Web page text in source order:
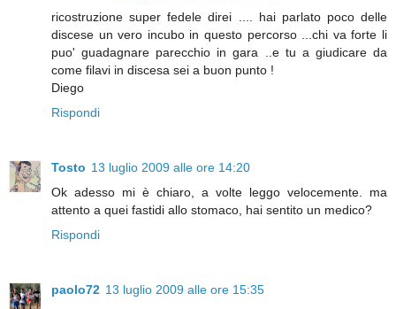
ricostruzione super fedele direi .... hai parlato poco delle
discese un vero incubo in questo percorso ...chi va forte li
puo' guadagnare parecchio in gara ..e tu a giudicare da
come filavi in discesa sei a buon punto !
Diego
Rispondi
Tosto 13 luglio 2009 alle ore 14:20
Ok adesso mi è chiaro, a volte leggo velocemente. ma
attento a quei fastidi allo stomaco, hai sentito un medico?
Rispondi
paolo72 13 luglio 2009 alle ore 15:35